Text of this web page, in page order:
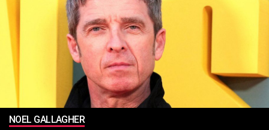
NOEL GALLAGHER